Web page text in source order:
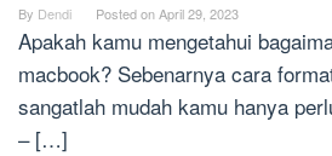
By Dendi Posted onApril 29, 2023
Apakah kamu mengetahui
macbook? Sebenarnya cara
sangatlah mudah kamu hanya
– […]